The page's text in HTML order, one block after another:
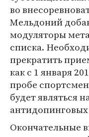
во
Мельдоний
модуляторы
списка.
прекратить
как с 1 января
пробе
будет являться
Окончательные